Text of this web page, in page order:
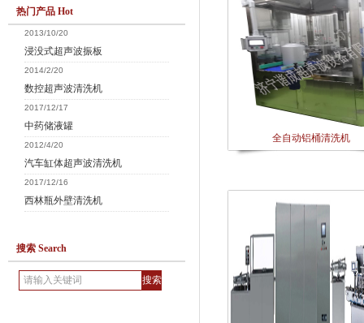
热门产品 Hot
2013/10/20
浸没式超声波振板
2014/2/20
数控超声波清洗机
2017/12/17
中药储液罐
2012/4/20
汽车缸体超声波清洗机
2017/12/16
西林瓶外壁清洗机
搜索 Search
全自动铝桶清洗机